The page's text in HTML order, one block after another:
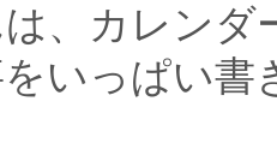
、カレンダ
いっぱい書